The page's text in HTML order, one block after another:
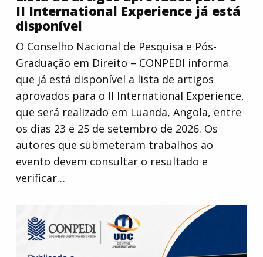
II International Experience já está
disponível
O Conselho Nacional de Pesquisa e Pós-
Graduação em Direito – CONPEDI informa
que já está disponível a lista de artigos
aprovados para o II International Experience,
que será realizado em Luanda, Angola, entre
os dias 23 e 25 de setembro de 2026. Os
autores que submeteram trabalhos ao
evento devem consultar o resultado e
verificar…